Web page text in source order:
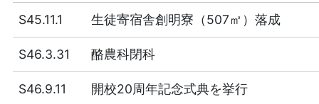
S45.11.1 生徒寄宿舎創明寮（507㎡）落成
S46.3.31 酪農科閉科
S46.9.11 開校20周年記念式典を挙行